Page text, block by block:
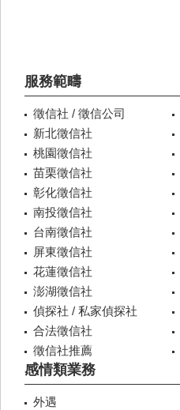
服務範疇
徵信社 / 徵信公司
新北徵信社
桃園徵信社
苗栗徵信社
彰化徵信社
南投徵信社
台南徵信社
屏東徵信社
花蓮徵信社
澎湖徵信社
偵探社 / 私家偵探社
合法徵信社
徵信社推薦
感情類業務
外遇